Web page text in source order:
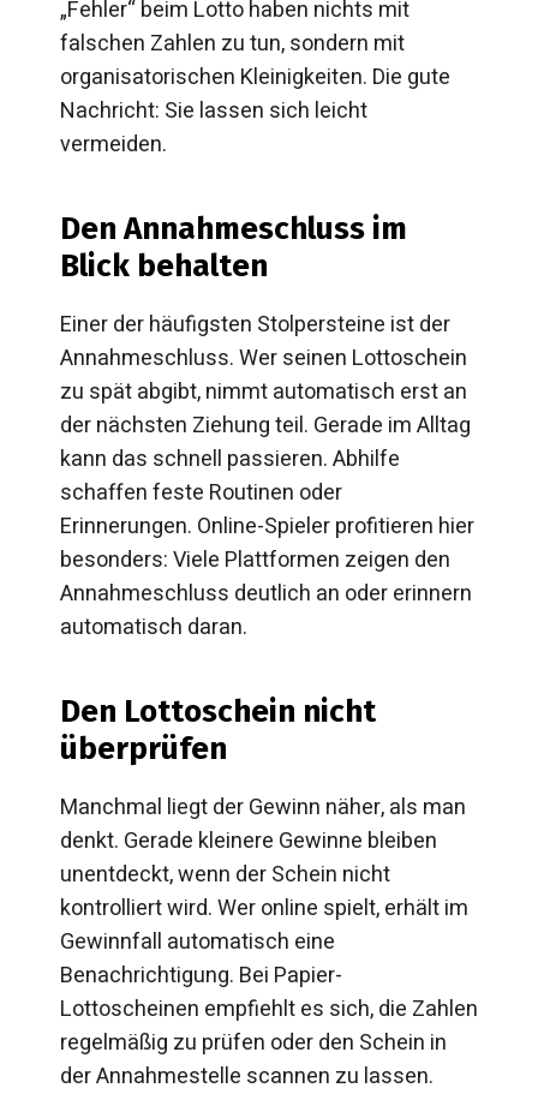
„Fehler“ beim Lotto haben nichts mit
falschen Zahlen zu tun, sondern mit
organisatorischen Kleinigkeiten. Die gute
Nachricht: Sie lassen sich leicht
vermeiden.
Den Annahmeschluss im
Blick behalten
Einer der häufigsten Stolpersteine ist der
Annahmeschluss. Wer seinen Lottoschein
zu spät abgibt, nimmt automatisch erst an
der nächsten Ziehung teil. Gerade im Alltag
kann das schnell passieren. Abhilfe
schaffen feste Routinen oder
Erinnerungen. Online-Spieler profitieren hier
besonders: Viele Plattformen zeigen den
Annahmeschluss deutlich an oder erinnern
automatisch daran.
Den Lottoschein nicht
überprüfen
Manchmal liegt der Gewinn näher, als man
denkt. Gerade kleinere Gewinne bleiben
unentdeckt, wenn der Schein nicht
kontrolliert wird. Wer online spielt, erhält im
Gewinnfall automatisch eine
Benachrichtigung. Bei Papier-
Lottoscheinen empfiehlt es sich, die Zahlen
regelmäßig zu prüfen oder den Schein in
der Annahmestelle scannen zu lassen.